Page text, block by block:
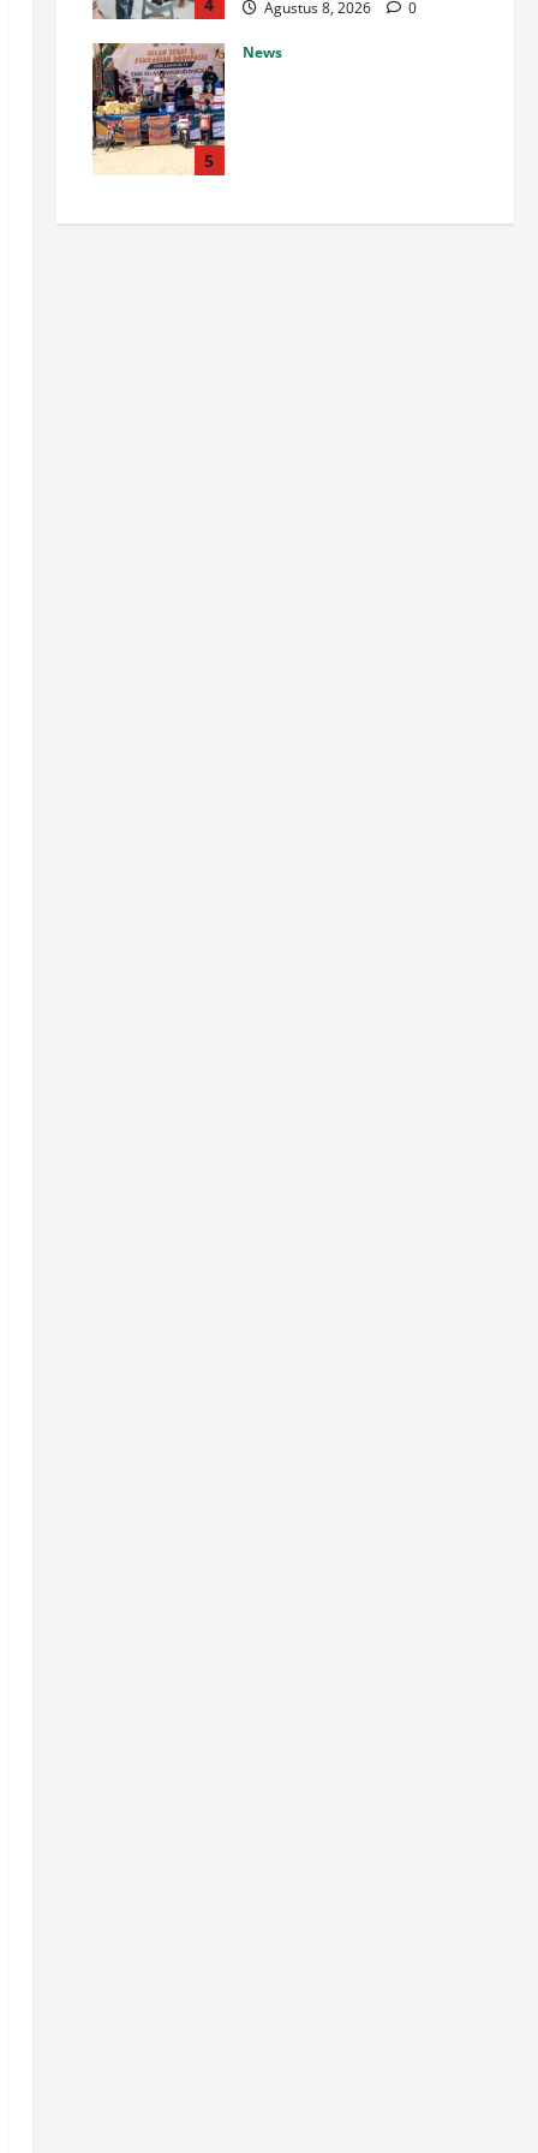
Agustus 8, 2026 0
5
News